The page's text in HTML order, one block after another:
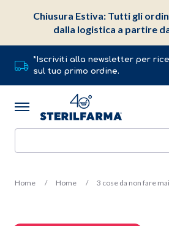
*Iscriviti alla newsletter per
sul tuo primo ordine.
Home Home 3 cose da non fare
Chiusura Estiva: Tutti gli
dalla logistica a partire